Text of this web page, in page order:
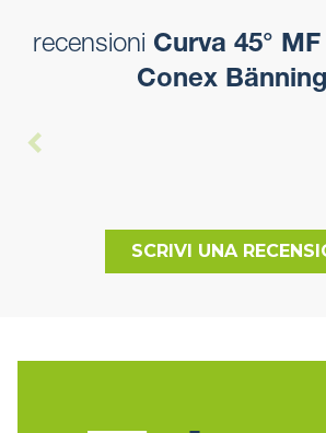
recensioni Curva 45°
Conex
SCRIVI UNA